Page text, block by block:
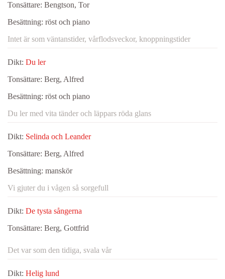
Tonsättare: Bengtson, Tor
Besättning: röst och piano
Intet är som väntanstider, vårflodsveckor, knoppningstider
Dikt: Du ler
Tonsättare: Berg, Alfred
Besättning: röst och piano
Du ler med vita tänder och läppars röda glans
Dikt: Selinda och Leander
Tonsättare: Berg, Alfred
Besättning: manskör
Vi gjuter du i vågen så sorgefull
Dikt: De tysta sångerna
Tonsättare: Berg, Gottfrid
Det var som den tidiga, svala vår
Dikt: Helig lund